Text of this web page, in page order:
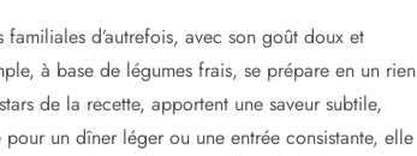
familiales d’autrefois, avec son goût doux et
à base de légumes frais, se prépare en un rien
de la recette, apportent une saveur subtile,
un dîner léger ou une entrée consistante, elle